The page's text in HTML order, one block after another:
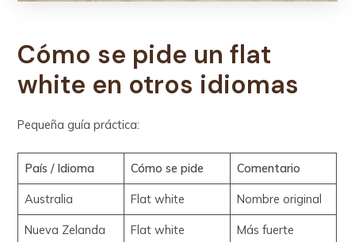
Cómo se pide un flat
white en otros idiomas
Pequeña guía práctica:
País / Idioma Cómo se pide Comentario
Australia Flat white Nombre original
Nueva Zelanda Flat white Más fuerte